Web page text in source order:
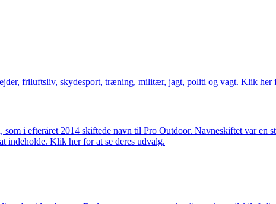
friluftsliv, skydesport, træning, militær, jagt, politi og vagt. Klik her
i efteråret 2014 skiftede navn til Pro Outdoor. Navneskiftet var en
indeholde. Klik her for at se deres udvalg.